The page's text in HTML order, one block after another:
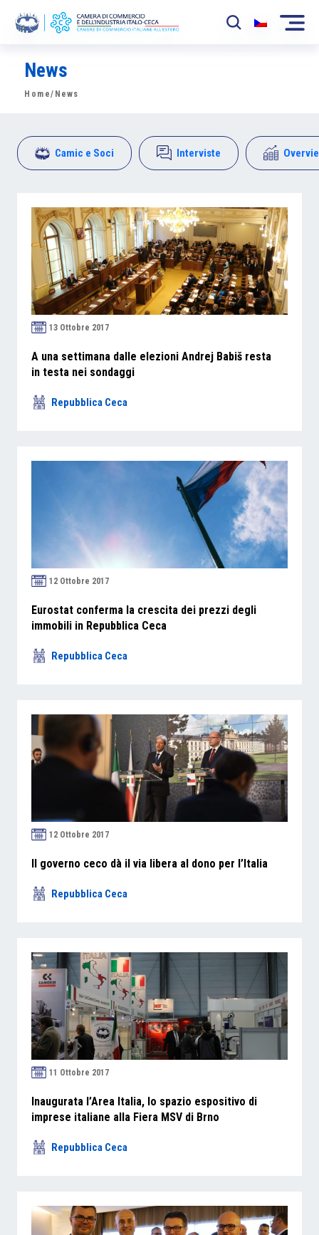
La Camera
News
Eventi
Sviluppo Mercato
Partner
Progetti
Area riservata
News
Home/News
Camic e Soci Interviste
13 Ottobre 2017
A una settimana dalle elezioni Andrej Babiš resta
in testa nei sondaggi
Repubblica Ceca
12 Ottobre 2017
Eurostat conferma la crescita dei prezzi degli
immobili in Repubblica Ceca
Repubblica Ceca
12 Ottobre 2017
Il governo ceco dà il via libera al dono per l’Italia
Repubblica Ceca
11 Ottobre 2017
Inaugurata l’Area Italia, lo spazio espositivo di
imprese italiane alla Fiera MSV di Brno
Repubblica Ceca